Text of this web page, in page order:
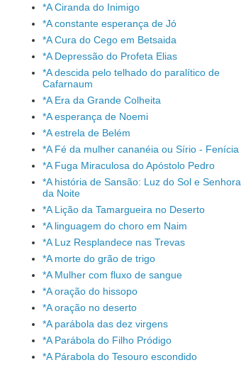
*A Ciranda do Inimigo
*A constante esperança de Jó
*A Cura do Cego em Betsaida
*A Depressão do Profeta Elias
*A descida pelo telhado do paralítico de
Cafarnaum
*A Era da Grande Colheita
*A esperança de Noemi
*A estrela de Belém
*A Fé da mulher cananéia ou Sírio - Fenícia
*A Fuga Miraculosa do Apóstolo Pedro
*A história de Sansão: Luz do Sol e Senhora
da Noite
*A Lição da Tamargueira no Deserto
*A linguagem do choro em Naim
*A Luz Resplandece nas Trevas
*A morte do grão de trigo
*A Mulher com fluxo de sangue
*A oração do hissopo
*A oração no deserto
*A parábola das dez virgens
*A Parábola do Filho Pródigo
*A Párabola do Tesouro escondido